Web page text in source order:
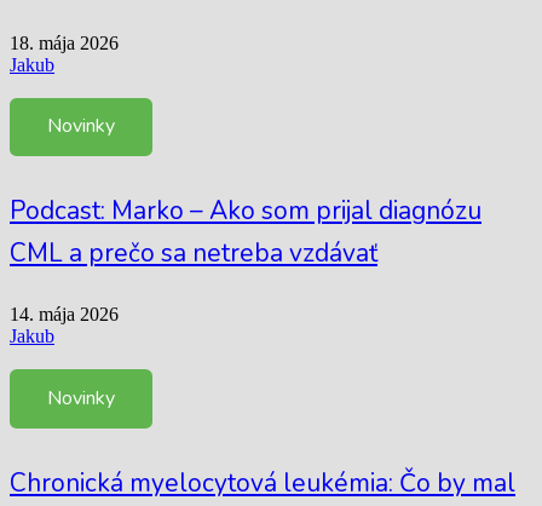
18. mája 2026
Jakub
Novinky
Podcast: Marko – Ako som prijal diagnózu
CML a prečo sa netreba vzdávať
14. mája 2026
Jakub
Novinky
Chronická myelocytová leukémia: Čo by mal